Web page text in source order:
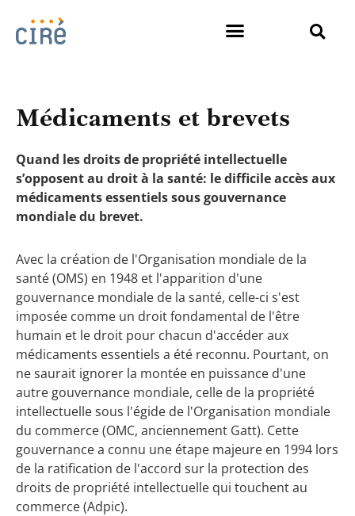
Médicaments et brevets
Quand les droits de propriété intellectuelle
s’opposent au droit à la santé: le difficile accès aux
médicaments essentiels sous gouvernance
mondiale du brevet.
Avec la création de l'Organisation mondiale de la
santé (OMS) en 1948 et l'apparition d'une
gouvernance mondiale de la santé, celle-ci s'est
imposée comme un droit fondamental de l'être
humain et le droit pour chacun d'accéder aux
médicaments essentiels a été reconnu. Pourtant, on
ne saurait ignorer la montée en puissance d'une
autre gouvernance mondiale, celle de la propriété
intellectuelle sous l'égide de l'Organisation mondiale
du commerce (OMC, anciennement Gatt). Cette
gouvernance a connu une étape majeure en 1994 lors
de la ratification de l'accord sur la protection des
droits de propriété intellectuelle qui touchent au
commerce (Adpic).